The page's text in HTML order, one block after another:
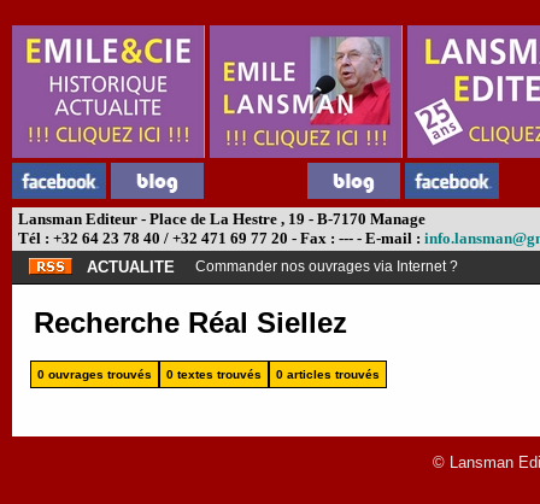
Lansman Editeur - Place de La Hestre , 19 - B-7170 Manage
Tél : +32 64 23 78 40 / +32 471 69 77 20 - Fax : --- - E-mail :
ACTUALITE
Commander nos ouvrages via Internet ?
Recherche Réal Siellez
0 ouvrages trouvés 0 textes trouvés 0 articles trouvés
© Lansman